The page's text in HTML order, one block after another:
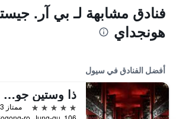
فنادق مشابهة لـ بي آر.
هونجداي
أفضل الفنادق في سيول
ذا وستين جوسون سول
5 نجوم
ممتاز 9.3